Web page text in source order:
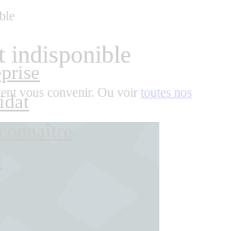
indisponible
vous convenir. Ou voir toutes nos